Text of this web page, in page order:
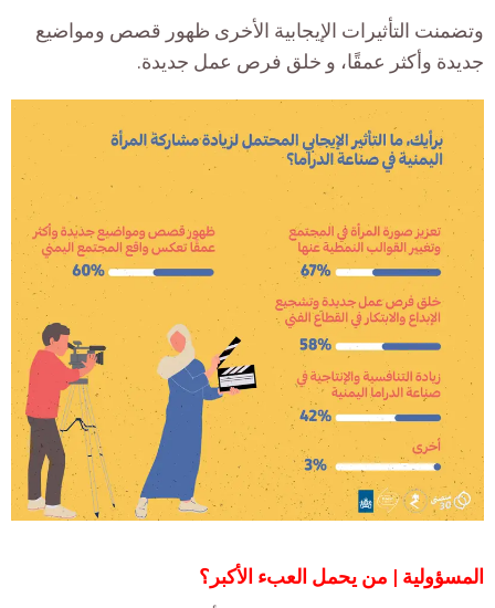
وتضمنت التأثيرات الإيجابية الأخرى ظهور قصص ومواضيع
جديدة وأكثر عمقًا، و خلق فرص عمل جديدة.
المسؤولية | من يحمل العبء الأكبر؟